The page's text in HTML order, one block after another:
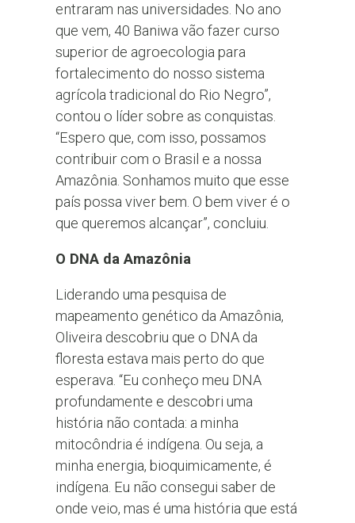
entraram nas universidades. No ano
que vem, 40 Baniwa vão fazer curso
superior de agroecologia para
fortalecimento do nosso sistema
agrícola tradicional do Rio Negro”,
contou o líder sobre as conquistas.
“Espero que, com isso, possamos
contribuir com o Brasil e a nossa
Amazônia. Sonhamos muito que esse
país possa viver bem. O bem viver é o
que queremos alcançar”, concluiu.
O DNA da Amazônia
Liderando uma pesquisa de
mapeamento genético da Amazônia,
Oliveira descobriu que o DNA da
floresta estava mais perto do que
esperava. “Eu conheço meu DNA
profundamente e descobri uma
história não contada: a minha
mitocôndria é indígena. Ou seja, a
minha energia, bioquimicamente, é
indígena. Eu não consegui saber de
onde veio, mas é uma história que está